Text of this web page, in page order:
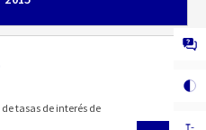
tasas de interés de